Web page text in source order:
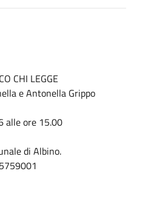
CHI LEGGE
e Antonella Grippo
alle ore 15.00
di Albino.